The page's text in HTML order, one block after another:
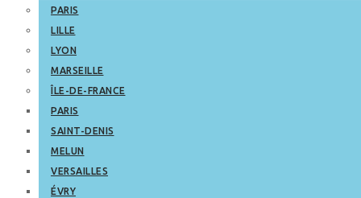
PARIS
LILLE
LYON
MARSEILLE
ÎLE-DE-FRANCE
PARIS
SAINT-DENIS
MELUN
VERSAILLES
ÉVRY